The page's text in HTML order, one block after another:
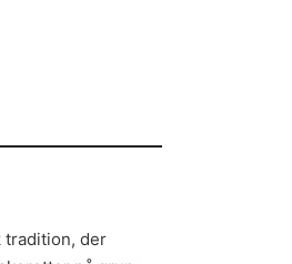
tradition, der